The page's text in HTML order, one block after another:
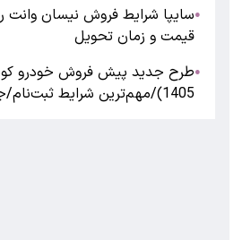
●سایپا شرایط فروش نیسان وانت
قیمت و زمان تحویل
●طرح جدید پیش فروش خودرو
1405)/مهم‌ترین شرایط ثبت‌نام/جدول